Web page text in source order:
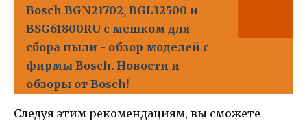
Bosch BGN21702, BGL32500 и
BSG61800RU с мешком для
сбора пыли - обзор моделей с
фирмы Bosch. Новости и
обзоры от Bosch!
Следуя этим рекомендациям, вы сможете